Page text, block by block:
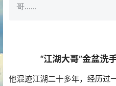
哥......
“江湖大哥”金盆洗
他混迹江湖二十多年，经历过